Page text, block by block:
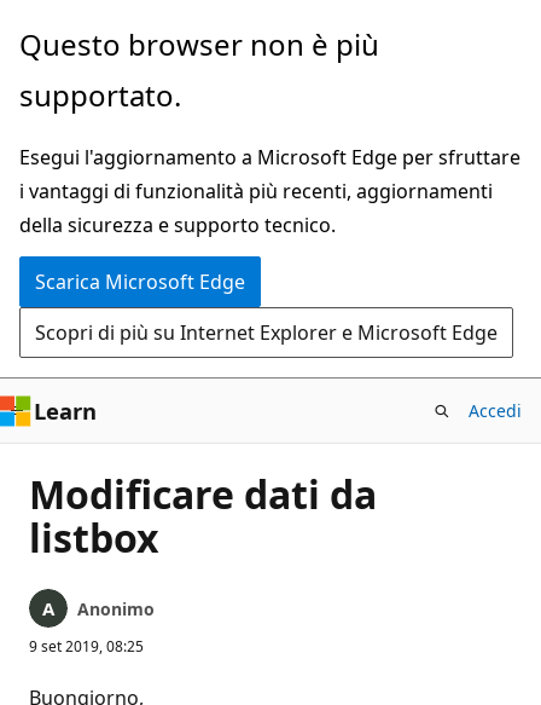
Ignora
passa
contenuto
principale
Questo browser non è più
supportato.
Esegui l'aggiornamento a Microsoft Edge per sfruttare
i vantaggi di funzionalità più recenti, aggiornamenti
della sicurezza e supporto tecnico.
Scarica Microsoft Edge
Scopri di più su Internet Explorer e Microsoft Edge
Learn Accedi
Modificare dati da
listbox
Anonimo
9 set 2019, 08:25
Buongiorno,